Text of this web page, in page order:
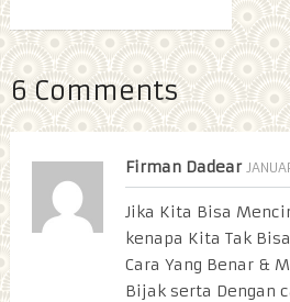
6 Comments
Firman Dadear
Jika Kita Bisa
kenapa Kita Tak
Cara Yang Benar &
Bijak serta Dengan